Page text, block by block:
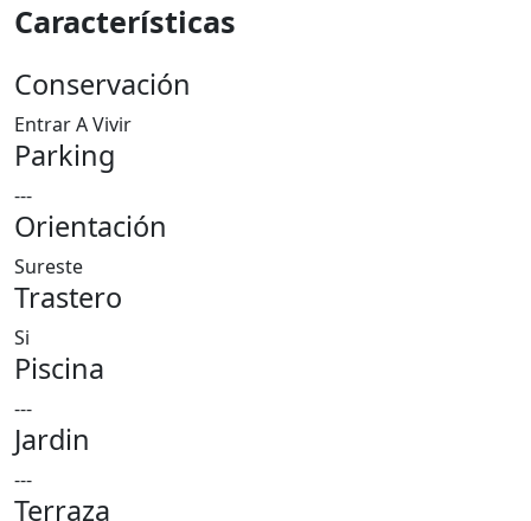
Características
Conservación
Entrar A Vivir
Parking
---
Orientación
Sureste
Trastero
Si
Piscina
---
Jardin
---
Terraza